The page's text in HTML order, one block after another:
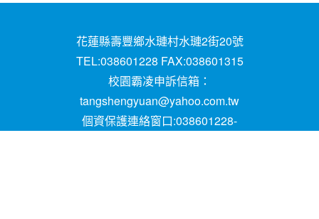
花蓮縣壽豐鄉水璉村水璉2街20號
TEL:038601228 FAX:038601315
校園霸凌申訴信箱：
tangshengyuan@yahoo.com.tw
個資保護連絡窗口:038601228-